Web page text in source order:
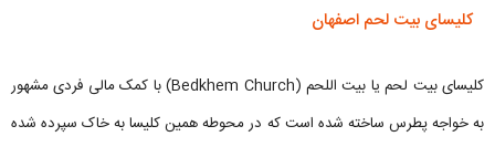
کلیسای بیت لحم اصفهان
کلیسای بیت لحم یا بیت اللحم (Bedkhem Church) با کمک مالی فردی مشهور
به خواجه پطرس ساخته شده است که در محوطه همین کلیسا به خاک سپرده شده